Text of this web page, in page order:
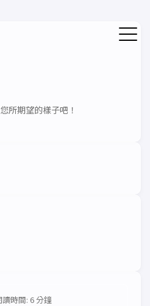
所期望的樣子吧！
讀時間: 6 分鐘